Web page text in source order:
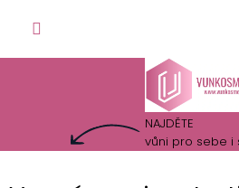
NAJDĚTE
vůni pro sebe i